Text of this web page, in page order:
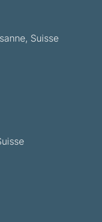
Suisse